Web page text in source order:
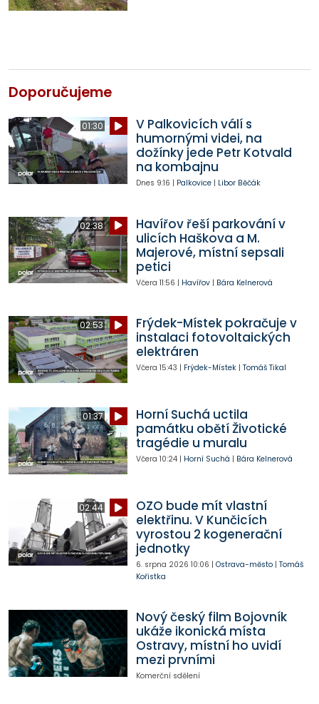
Doporučujeme
01:30
V Palkovicích válí s
humornými videi, na
dožínky jede Petr Kotvald
na kombajnu
Dnes 9:16 | Palkovice| Libor Běčák
02:38
Havířov řeší parkování v
ulicích Haškova a M.
Majerové, místní sepsali
petici
Včera 11:56 | Havířov| Bára Kelnerová
02:53
Frýdek-Místek pokračuje v
instalaci fotovoltaických
elektráren
Včera 15:43 | Frýdek-Místek| Tomáš Tikal
01:37
Horní Suchá uctila
památku obětí Životické
tragédie u muralu
Včera 10:24| Horní Suchá | Bára Kelnerová
02:44
OZO bude mít vlastní
elektřinu. V Kunčicích
vyrostou 2 kogenerační
jednotky
6. srpna 2026 10:06 | Ostrava-město| Tomáš
Kořistka
Nový český film Bojovník
ukáže ikonická místa
Ostravy, místní ho uvidí
mezi prvními
Komerční sdělení